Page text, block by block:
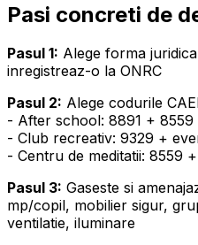
Pasi concreti de
Pasul 1: Alege forma
inregistreaz-o la ONRC
Pasul 2: Alege codurile
- After school: 8891 + 8559
- Club recreativ: 9329 +
- Centru de meditatii: 8559
Pasul 3: Gaseste si
mp/copil, mobilier sigur,
ventilatie, iluminare